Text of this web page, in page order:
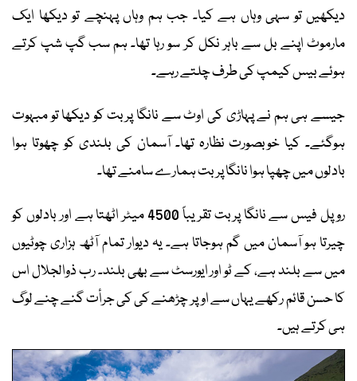
دیکھیں تو سہی وہاں ہے کیا۔ جب ہم وہاں پہنچے تو دیکھا ایک
مارموٹ اپنے بل سے باہر نکل کر سو رہا تھا۔ ہم سب گپ شپ کرتے
ہوئے بیس كيمپ کی طرف چلتے رہے۔
جیسے ہی ہم نے پہاڑی کی اوٹ سے نانگا پربت کو دیکھا تو مبہوت
ہوگئے۔ کیا خوبصورت نظارہ تھا۔ آسمان کی بلندی کو چھوتا ہوا
بادلوں میں چھپا ہوا نانگا پربت ہمارے سامنے تھا۔
روپل فیس سے نانگا پربت تقریباً 4500 میٹر اٹھتا ہے اور بادلوں کو
چیرتا ہو آسمان میں گم ہوجاتا ہے۔ یہ دیوار تمام آٹھ ہزاری چوٹیوں
میں سے بلند ہے، کے ٹو اور ایورسٹ سے بھی بلند۔ رب ذوالجلال اس
کا حسن قائم رکھے یہاں سے اوپر چڑھنے کی کی جرأت گنے چنے لوگ
ہی کرتے ہیں۔